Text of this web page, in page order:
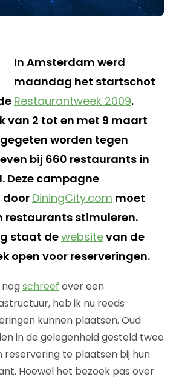
In Amsterdam werd
maandag het startschot
Restaurantweek 2009.
van 2 tot en met 9 maart
worden tegen
bij 660 restaurants in
Deze campagne
door DiningCity.com moet
restaurants stimuleren.
staat dewebsitevan de
open voor reserveringen.
schreef over een
heb ik nu reeds
kunnen plaatsen. Oud
in de gelegenheid gesteld twee
reservering te plaatsen bij hun
Hoewel het bezoek pas over